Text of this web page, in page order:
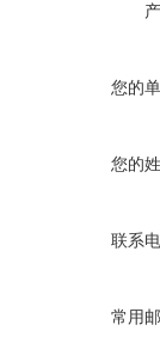
您的
您的
联系
常用